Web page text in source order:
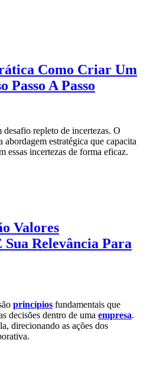
Como Criar Um
Passo A Passo
repleto de incertezas. O
abordagem estratégica que capacita
essas incertezas de forma eficaz.
Valores
Relevância Para
princípios fundamentais que
decisões dentro de uma empresa.
direcionando as ações dos